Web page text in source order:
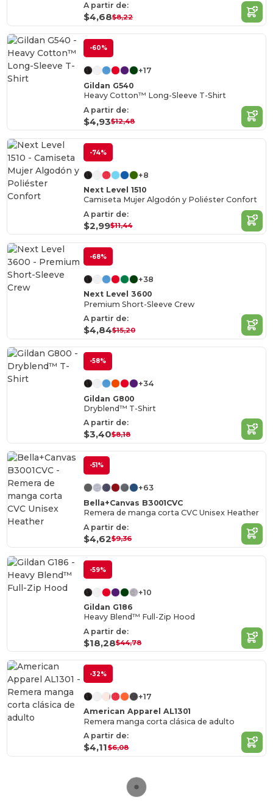
A partir de:
$4,68$8,22
-60%
+17
Gildan G540
Heavy Cotton™ Long-Sleeve T-Shirt
A partir de:
$4,93$12,48
-74%
+8
Next Level 1510
Camiseta Mujer Algodón y Poliéster Confort
A partir de:
$2,99$11,44
-68%
+38
Next Level 3600
Premium Short-Sleeve Crew
A partir de:
$4,84$15,20
-58%
+34
Gildan G800
Dryblend™ T-Shirt
A partir de:
$3,40$8,18
-51%
+63
Bella+Canvas B3001CVC
Remera de manga corta CVC Unisex Heather
A partir de:
$4,62$9,36
-59%
+10
Gildan G186
Heavy Blend™ Full-Zip Hood
A partir de:
$18,28$44,78
-32%
+17
American Apparel AL1301
Remera manga corta clásica de adulto
A partir de:
$4,11$6,08